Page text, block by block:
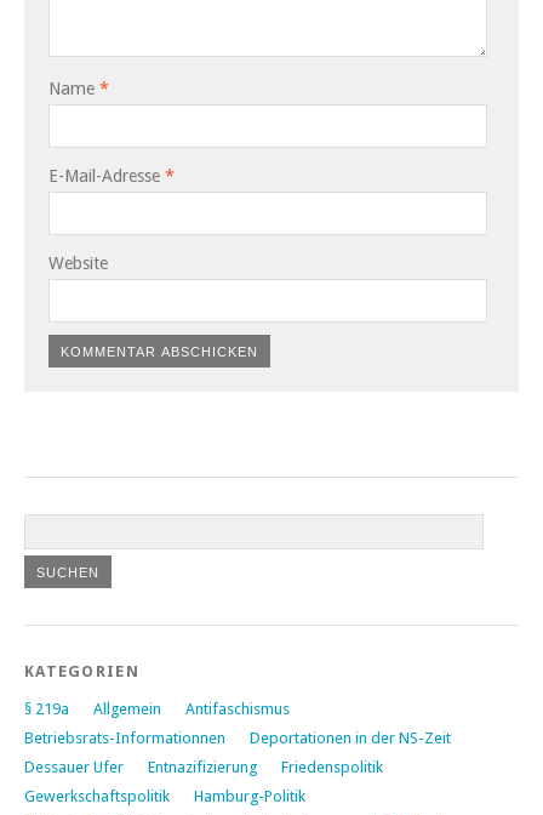
Name *
E-Mail-Adresse *
Website
KATEGORIEN
§ 219a Allgemein
Antifaschismus
Betriebsrats-Informationnen
Deportationen in der NS-Zeit
Dessauer Ufer
Entnazifizierung
Friedenspolitik
Gewerkschaftspolitik
Hamburg-Politik